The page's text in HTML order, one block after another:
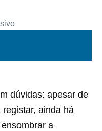
dúvidas: apesar de
ainda há
a